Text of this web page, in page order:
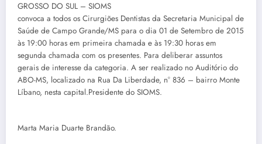
GROSSO DO SUL – SIOMS
convoca a todos os Cirurgiões Dentistas da Secretaria Municipal de
Saúde de Campo Grande/MS para o dia 01 de Setembro de 2015
às 19:00 horas em primeira chamada e às 19:30 horas em
segunda chamada com os presentes. Para deliberar assuntos
gerais de interesse da categoria. A ser realizado no Auditório do
ABO-MS, localizado na Rua Da Liberdade, n° 836 – bairro Monte
Líbano, nesta capital.Presidente do SIOMS.
Marta Maria Duarte Brandão.